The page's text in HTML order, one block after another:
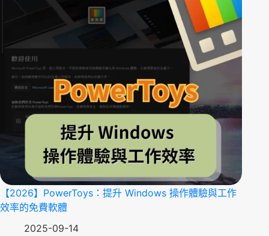
【2026】PowerToys：提升 Windows 操作體驗與工作
效率的免費軟體
2025-09-14